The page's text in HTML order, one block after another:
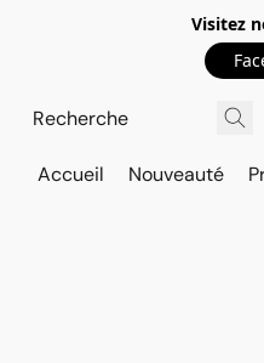
Visitez
Accueil Nouveauté